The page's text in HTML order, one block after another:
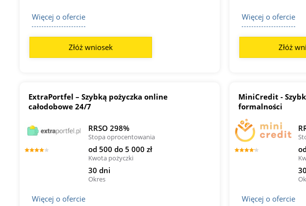
Więcej o ofercie
Złóż wniosek
Więcej o ofercie
Złóż
ExtraPortfel – Szybką pożyczka online
całodobowe 24/7
RRSO 298%
Stopa oprocentowania
od 500 do 5 000 zł
Kwota pożyczki
30 dni
Okres
Więcej o ofercie
MiniCredit -
formalności
Więcej o ofercie